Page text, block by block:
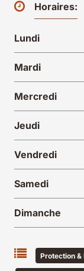
Horaires:
Lundi
Mardi
Mercredi
Jeudi
Vendredi
Samedi
Dimanche
Protection &